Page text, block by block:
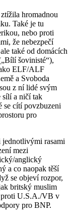
hromadnou
Také je tu
nebo proti
že nebezpečí
také od domácích
šovinisté“),
ELF/ALF
a Svoboda
z ní lidé svým
sílí a ničí tak
se cítí povzbuzeni
pro
rasami
mezi
anglický
a co naopak těší
se objeví rozpor,
britský muslim
proti U.S.A./VB v
pro BNP.